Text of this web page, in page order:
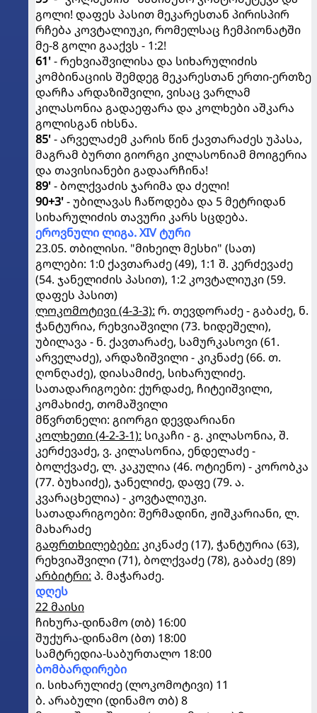
გოლი! დაფეს პასით მეკარესთან პირისპირ
რჩება კოვტალიუკი, რომელსაც ჩემპიონატში
მე-8 გოლი გააქვს - 1:2!
61'- რეხვიაშვილისა და სიხარულიძის
კომბინაციის შემდეგ მეკარესთან ერთი-ერთზე
დარჩა არდაზიშვილი, ვისაც ვარლამ
კილასონია გადაეფარა და კოლხები აშკარა
გოლისგან იხსნა.
85'- არველაძემ კარის წინ ქავთარაძეს უპასა,
მაგრამ ბურთი გიორგი კილასონიამ მოიგერია
და თავისიანები გადაარჩინა!
89'- ბოლქვაძის ჯარიმა და ძელი!
90+3'- უბილავას ჩაწოდება და 5 მეტრიდან
სიხარულიძის თავური კარს სცდება.
ეროვნული ლიგა. XIV ტური
23.05. თბილისი. "მიხეილ მესხი" (სათ)
გოლები: 1:0 ქავთარაძე (49), 1:1 შ. კერძევაძე
(54. ჯანელიძის პასით), 1:2 კოვტალიუკი (59.
დაფეს პასით)
ლოკომოტივი (4-3-3): რ. თევდორაძე - გაბაძე, ნ.
ჭანტურია, რეხვიაშვილი (73. ხიდეშელი),
უბილავა - ნ. ქავთარაძე, სამურკასოვი (61.
არველაძე), არდაზიშვილი - კიკნაძე (66. თ.
ღონღაძე), დიასამიძე, სიხარულიძე.
სათადარიგოები: ქურდაძე, ჩიტეიშვილი,
კომახიძე, თომაშვილი
მწვრთნელი: გიორგი დევდარიანი
კოლხეთი (4-2-3-1): სიკაჩი - გ. კილასონია, შ.
კერძევაძე, ვ. კილასონია, ენდელაძე -
ბოლქვაძე, ლ. კაკულია (46. ოტიენო) - კორობკა
(77. ბუხაიძე), ჯანელიძე, დაფე (79. ა.
კვარაცხელია) - კოვტალიუკი.
სათადარიგოები: შერმადინი, ჟიშკარიანი, ლ.
მახარაძე
გაფრთხილებები: კიკნაძე (17), ჭანტურია (63),
რეხვიაშვილი (71), ბოლქვაძე (78), გაბაძე (89)
არბიტრი: პ. მაჭარაძე.
დღეს
22 მაისი
ჩიხურა-დინამო (თბ) 16:00
შუქურა-დინამო (ბთ) 18:00
სამტრედია-საბურთალო 18:00
ბომბარდირები
ი. სიხარულიძე (ლოკომოტივი) 11
ბ. არაბული (დინამო თბ) 8